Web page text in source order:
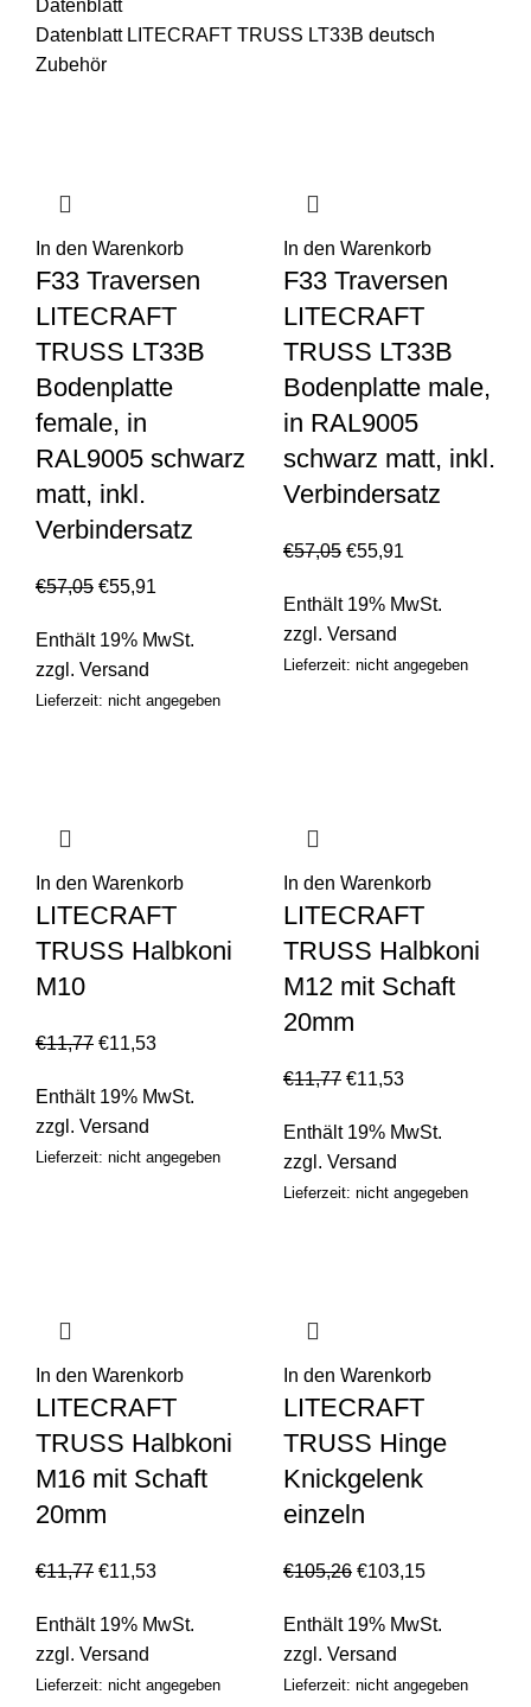
Datenblatt
Datenblatt LITECRAFT TRUSS LT33B deutsch
Zubehör
In den Warenkorb
F33 Traversen
LITECRAFT
TRUSS LT33B
Bodenplatte
female, in
RAL9005 schwarz
matt, inkl.
Verbindersatz
€57,05 €55,91
Enthält 19% MwSt.
zzgl. Versand
Lieferzeit: nicht angegeben
In den Warenkorb
F33 Traversen
LITECRAFT
TRUSS LT33B
Bodenplatte male,
in RAL9005
schwarz matt, inkl.
Verbindersatz
€57,05 €55,91
Enthält 19% MwSt.
zzgl. Versand
Lieferzeit: nicht angegeben
In den Warenkorb
LITECRAFT
TRUSS Halbkoni
M10
€11,77 €11,53
Enthält 19% MwSt.
zzgl. Versand
Lieferzeit: nicht angegeben
In den Warenkorb
LITECRAFT
TRUSS Halbkoni
M12 mit Schaft
20mm
€11,77 €11,53
Enthält 19% MwSt.
zzgl. Versand
Lieferzeit: nicht angegeben
In den Warenkorb
LITECRAFT
TRUSS Halbkoni
M16 mit Schaft
20mm
€11,77 €11,53
Enthält 19% MwSt.
zzgl. Versand
Lieferzeit: nicht angegeben
In den Warenkorb
LITECRAFT
TRUSS Hinge
Knickgelenk
einzeln
€105,26 €103,15
Enthält 19% MwSt.
zzgl. Versand
Lieferzeit: nicht angegeben